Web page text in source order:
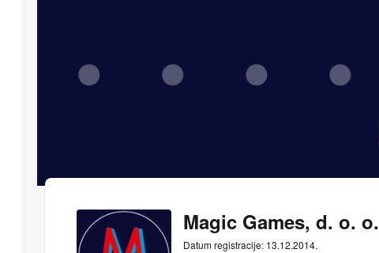
Magic Games, d. o. o.
Datum registracije: 13.12.2014.